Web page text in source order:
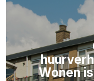
Wonen